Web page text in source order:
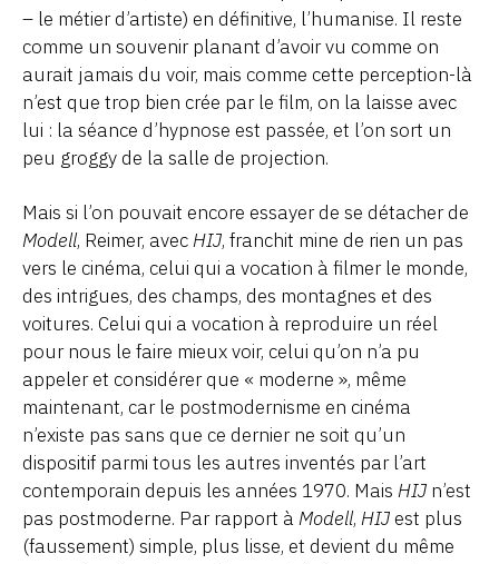
– le métier d’artiste) en définitive, l’humanise. Il reste
comme un souvenir planant d’avoir vu comme on
aurait jamais du voir, mais comme cette perception-là
n’est que trop bien crée par le film, on la laisse avec
lui : la séance d’hypnose est passée, et l’on sort un
peu groggy de la salle de projection.
Mais si l’on pouvait encore essayer de se détacher de
Modell, Reimer, avecHIJ, franchit mine de rien un pas
vers le cinéma, celui qui a vocation à filmer le monde,
des intrigues, des champs, des montagnes et des
voitures. Celui qui a vocation à reproduire un réel
pour nous le faire mieux voir, celui qu’on n’a pu
appeler et considérer que « moderne », même
maintenant, car le postmodernisme en cinéma
n’existe pas sans que ce dernier ne soit qu’un
dispositif parmi tous les autres inventés par l’art
contemporain depuis les années 1970. Mais HIJ n’est
pas postmoderne. Par rapport à Modell, HIJ est plus
(faussement) simple, plus lisse, et devient du même